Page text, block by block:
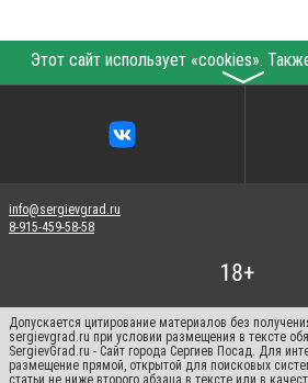
〉
info@sergievgrad.ru
8-915-459-58-58
Допускается цитирование материалов без
sergievgrad.ru при условии размещения в тексте
SergievGrad.ru - Сайт города Сергиев Посад. Для
размещение прямой, открытой для поисковых
статьи не ниже второго абзаца в тексте или в